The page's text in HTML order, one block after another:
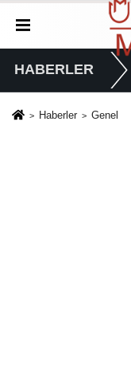
HABERLER
Haberler Genel